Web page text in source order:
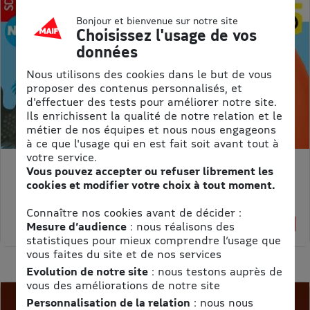
18% de remise
MON PETIT SCIENCE ET VIE AVEC NANO
Prix kiosque :71,40 €
58,65 €
Bonjour et bienvenue sur notre site
Choisissez l'usage de vos
données
Nous utilisons des cookies dans le but de vous
proposer des contenus personnalisés, et
d'effectuer des tests pour améliorer notre site.
Ils enrichissent la qualité de notre relation et le
métier de nos équipes et nous nous engageons
à ce que l'usage qui en est fait soit avant tout à
votre service.
Vous pouvez accepter ou refuser librement les
cookies et modifier votre choix à tout moment.
Connaître nos cookies avant de décider :
Mesure d’audience: nous réalisons des
statistiques pour mieux comprendre l’usage que
vous faites du site et de nos services
Evolution de notre site: nous testons auprès de
vous des améliorations de notre site
Personnalisation de la relation : nous nous